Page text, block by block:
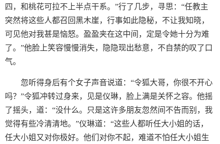
四，和桃花可拉不上半点干系。”行了几步，寻思：“任教主
突然将这些人都召回黑木崖，行事如此隐秘，不让我知晓，
可见他对我甚是恼怒。盈盈夹在这中间，定是令她十分为难
了。”他脸上笑容慢慢消失，隐隐现出愁意，不自禁的叹了口
气。
忽听得身后有个女子声音说道：“令狐大哥，你很不开心
吗？”令狐冲转过身来，见是仪琳，脸上满是关怀之容。他摇
了摇头，道：“没什么。只是这许多朋友忽然间不告而别，我
觉得有些冷清清地。”仪琳道：“这些人都听任大小姐的话，
任大小姐又对你极好。他们对你不起，难道不怕任大小姐生